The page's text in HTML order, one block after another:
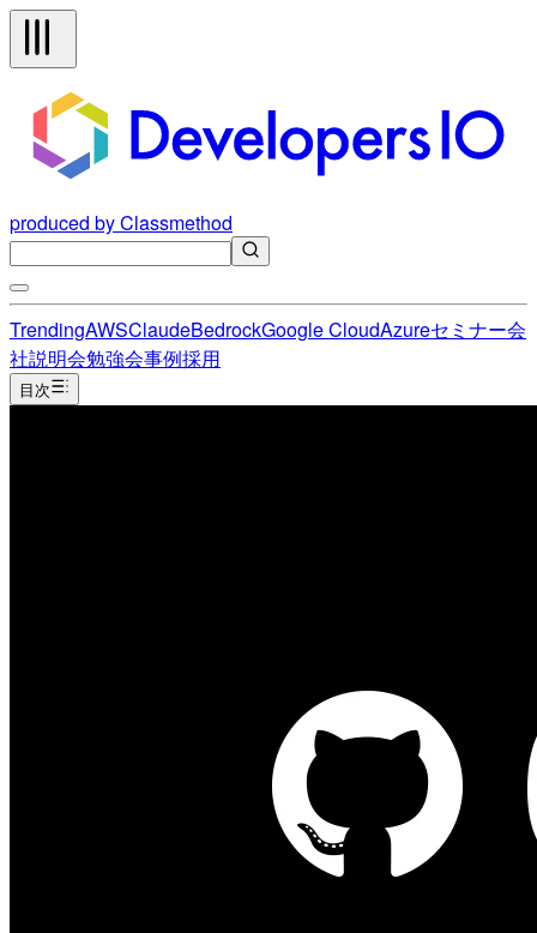
produced by Classmethod
TrendingAWSClaudeBedrockGoogle CloudAzureセミナー会
社説明会勉強会事例採用
目次